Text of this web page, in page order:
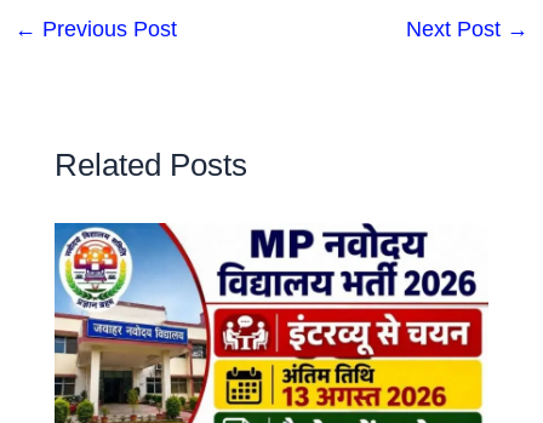
← Previous Post Next Post →
Related Posts